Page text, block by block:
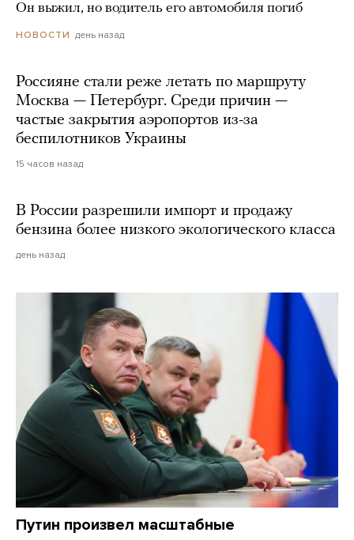
Он выжил, но водитель его автомобиля погиб
НОВОСТИ день назад
Россияне стали реже летать по маршруту
Москва — Петербург. Среди причин —
частые закрытия аэропортов из-за
беспилотников Украины
15 часов назад
В России разрешили импорт и продажу
бензина более низкого экологического класса
день назад
Путин произвел масштабные